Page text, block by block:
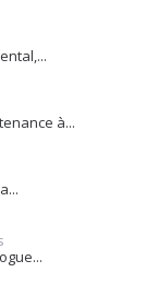
à...